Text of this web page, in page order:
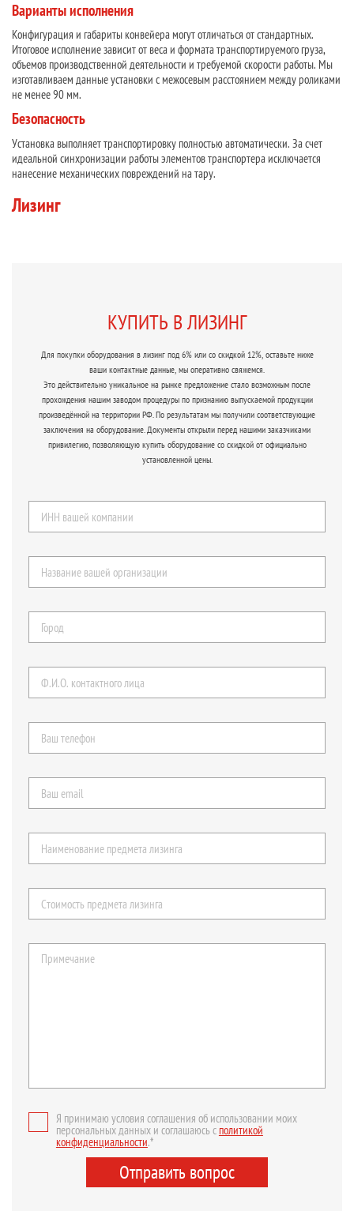
Варианты исполнения
Конфигурация и габариты конвейера могут отличаться от стандартных.
Итоговое исполнение зависит от веса и формата транспортируемого груза,
объемов производственной деятельности и требуемой скорости работы. Мы
изготавливаем данные установки с межосевым расстоянием между роликами
не менее 90 мм.
Безопасность
Установка выполняет транспортировку полностью автоматически. За счет
идеальной синхронизации работы элементов транспортера исключается
нанесение механических повреждений на тару.
Лизинг
КУПИТЬ В ЛИЗИНГ
Для покупки оборудования в лизинг под 6% или со скидкой 12%, оставьте ниже
ваши контактные данные, мы оперативно свяжемся.
Это действительно уникальное на рынке предложение стало возможным после
прохождения нашим заводом процедуры по признанию выпускаемой продукции
произведённой на территории РФ. По результатам мы получили соответствующие
заключения на оборудование. Документы открыли перед нашими заказчиками
привилегию, позволяющую купить оборудование со скидкой от официально
установленной цены.
Я принимаю условия соглашения об использовании моих
персональных данных и соглашаюсь сполитикой
конфиденциальности.*
Отправить вопрос